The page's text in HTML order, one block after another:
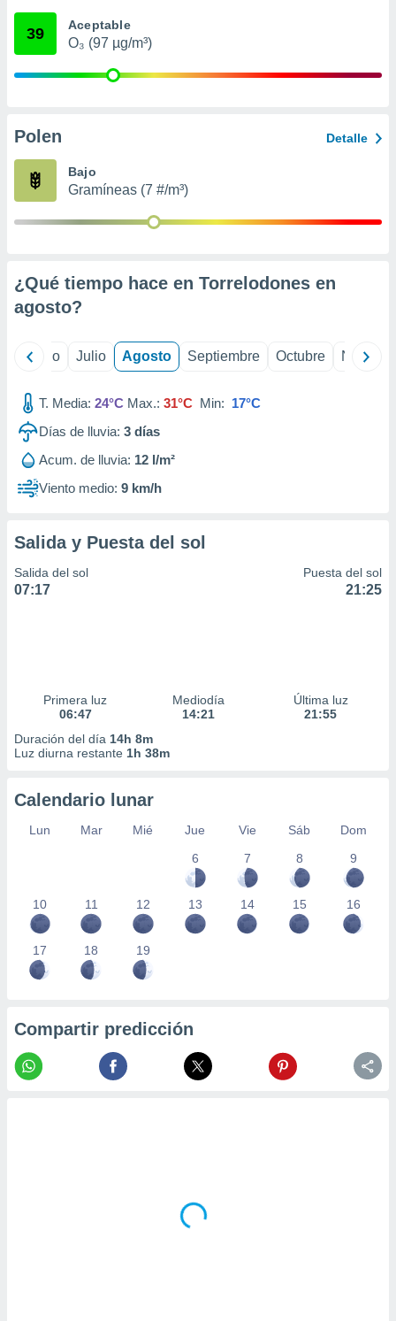
mediante
publicidad
de
39 Aceptable
O₃ (97 µg/m³)
Polen Detalle
Bajo
Gramíneas (7 #/m³)
¿Qué tiempo hace en Torrelodones en
agosto?
Junio Julio Agosto Septiembre Octubre
T. Media: 24°C Max.: 31°C Min: 17°C
Días de lluvia: 3 días
Acum. de lluvia: 12 l/m²
Viento medio: 9 km/h
Salida y Puesta del sol
Salida del sol
07:17
Puesta del sol
21:25
Primera luz
06:47
Mediodía
14:21
Última luz
21:55
Duración del día 14h 8m
Luz diurna restante 1h 38m
Calendario lunar
Lun Mar Mié Jue Vie Sáb
Dom
6
7 8 9
10 11 12 13 14 15 16
17 18 19
Compartir predicción